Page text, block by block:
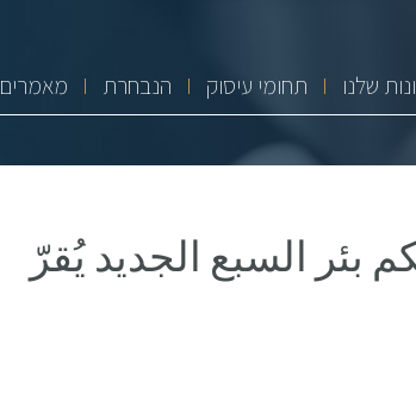
שלנו תחומי עיסוק הנבחרת מאמרים
بئر السبع الجديد يُقرّ